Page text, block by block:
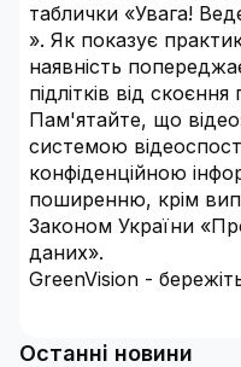
таблички «Увага!
». Як показує
наявність
підлітків від
Пам'ятайте, що
системою
конфіденційною
поширенню, крім
Законом України
даних».
GreenVision -
Останні новини